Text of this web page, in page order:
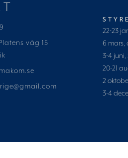
väg 15
22-23
6 mars,
3-4 juni,
20-21
2
3-4